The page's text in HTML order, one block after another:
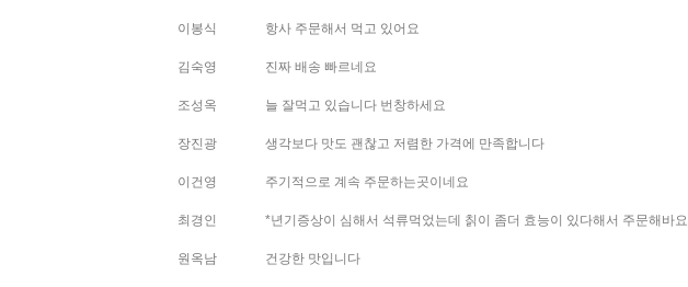
이봉식 항사 주문해서 먹고 있어요
김숙영 진짜 배송 빠르네요
조성옥 늘 잘먹고 있습니다 번창하세요
장진광 생각보다 맛도 괜찮고 저렴한 가격에 만족합니다
이건영 주기적으로 계속 주문하는곳이네요
최경인 *년기증상이 심해서 석류먹었는데 칡이 좀더 효능이 있다해서 주문해바요
원옥남 건강한 맛입니다